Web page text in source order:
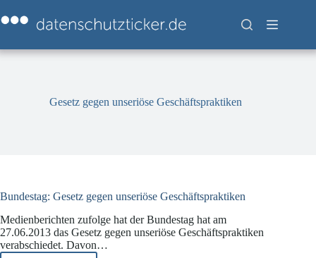
Inhalt
springen
Gesetz gegen unseriöse Geschäftspraktiken
Bundestag: Gesetz gegen unseriöse Geschäftspraktiken
Medienberichten zufolge hat der Bundestag hat am
27.06.2013 das Gesetz gegen unseriöse Geschäftspraktiken
verabschiedet. Davon…